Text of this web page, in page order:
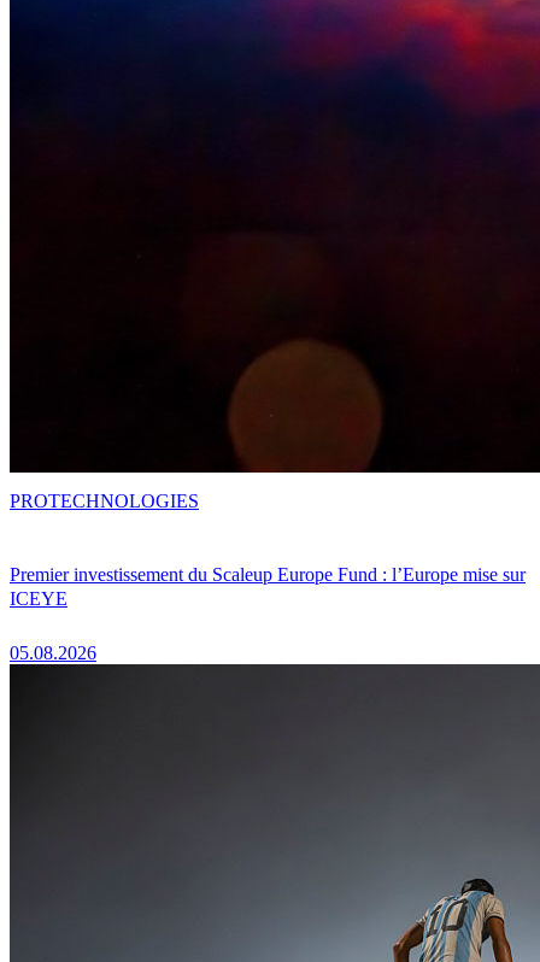
Premier investissement du Scaleup Europe Fund : l’Europe mise sur
ICEYE
05.08.2026
PROTECHNOLOGIES